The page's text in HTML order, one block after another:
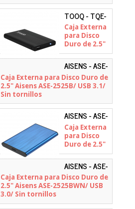
TOOQ - TQE-
2510B
Caja Externa
para Disco
Duro de 2.5"
TooQ TQE-
2510B/ USB
2.0
AISENS - ASE-
2525B
Caja Externa para Disco Duro de
2.5" Aisens ASE-2525B/ USB 3.1/
Sin tornillos
AISENS - ASE-
2525BLU
Caja Externa
para Disco
Duro de 2.5"
Aisens ASE-
2525BLU/
USB 3.1/ Sin
tornillos
AISENS - ASE-
2525BWN
Caja Externa para Disco Duro de
2.5" Aisens ASE-2525BWN/ USB
3.0/ Sin tornillos